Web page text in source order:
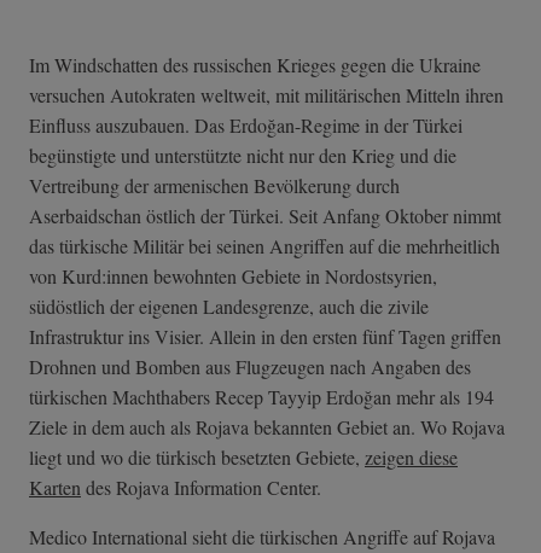
Im Windschatten des russischen Krieges gegen die Ukraine
versuchen Autokraten weltweit, mit militärischen Mitteln ihren
Einfluss auszubauen. Das Erdoğan-Regime in der Türkei
begünstigte und unterstützte nicht nur den Krieg und die
Vertreibung der armenischen Bevölkerung durch
Aserbaidschan östlich der Türkei. Seit Anfang Oktober nimmt
das türkische Militär bei seinen Angriffen auf die mehrheitlich
von Kurd:innen bewohnten Gebiete in Nordostsyrien,
südöstlich der eigenen Landesgrenze, auch die zivile
Infrastruktur ins Visier. Allein in den ersten fünf Tagen griffen
Drohnen und Bomben aus Flugzeugen nach Angaben des
türkischen Machthabers Recep Tayyip Erdoğan mehr als 194
Ziele in dem auch als Rojava bekannten Gebiet an. Wo Rojava
liegt und wo die türkisch besetzten Gebiete, zeigen diese
Kartendes Rojava Information Center.
Medico International sieht die türkischen Angriffe auf Rojava